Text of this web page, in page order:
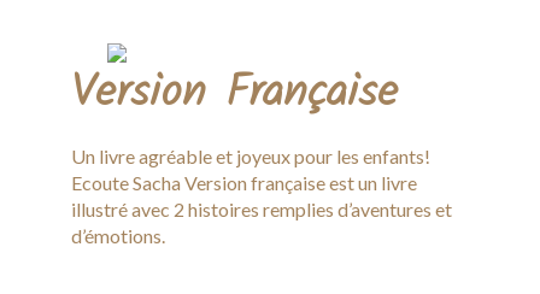
Version Française
Un livre agréable et joyeux pour les enfants!
Ecoute Sacha Version française est un livre
illustré avec 2 histoires remplies d’aventures et
d’émotions.